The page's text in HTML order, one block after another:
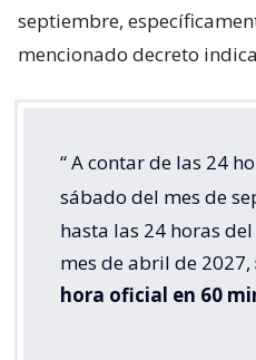
septiembre,
mencionado decreto
“A contar de las 24
sábado del mes de
hasta las 24 horas
mes de abril de 2027,
hora oficial en 60